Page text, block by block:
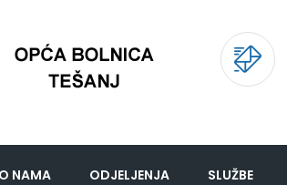
O NAMA ODJELJENJA SLUŽBE